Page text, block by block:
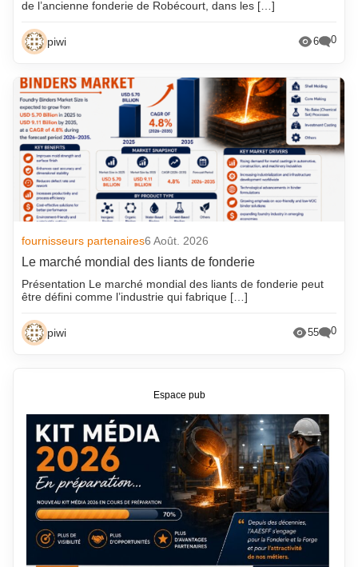
de l’ancienne fonderie de Robécourt, dans les […]
piwi 6 0
fournisseurs partenaires6 Août. 2026
Le marché mondial des liants de fonderie
Présentation Le marché mondial des liants de fonderie peut
être défini comme l’industrie qui fabrique […]
piwi 55 0
Espace pub